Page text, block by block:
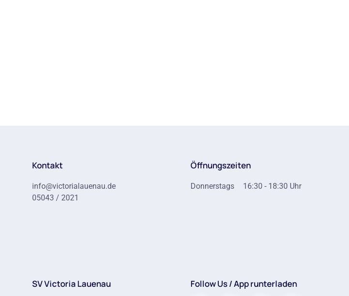
Kontakt
info@victorialauenau.de
05043 / 2021
Öffnungszeiten
Donnerstags 16:30 - 18:30 Uhr
SV Victoria Lauenau Follow Us / App runterladen